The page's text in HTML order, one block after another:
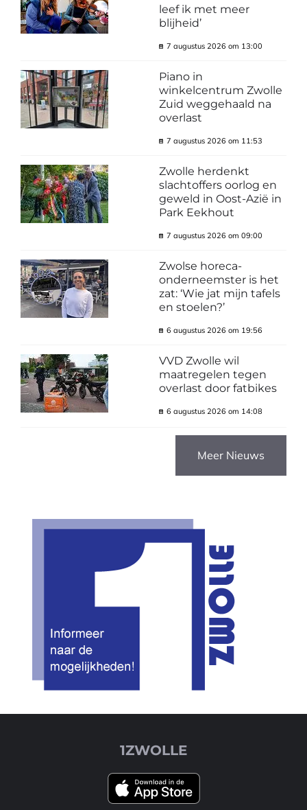
leef ik met meer
blijheid’
7 augustus 2026 om 13:00
Piano in
winkelcentrum Zwolle
Zuid weggehaald na
overlast
7 augustus 2026 om 11:53
Zwolle herdenkt
slachtoffers oorlog en
geweld in Oost-Azië in
Park Eekhout
7 augustus 2026 om 09:00
Zwolse horeca-
onderneemster is het
zat: ‘Wie jat mijn tafels
en stoelen?’
6 augustus 2026 om 19:56
VVD Zwolle wil
maatregelen tegen
overlast door fatbikes
6 augustus 2026 om 14:08
Meer Nieuws
1ZWOLLE